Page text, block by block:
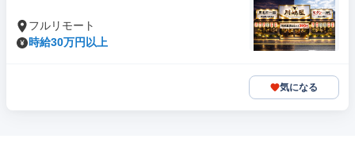
フルリモート
時給30万円以上
気になる